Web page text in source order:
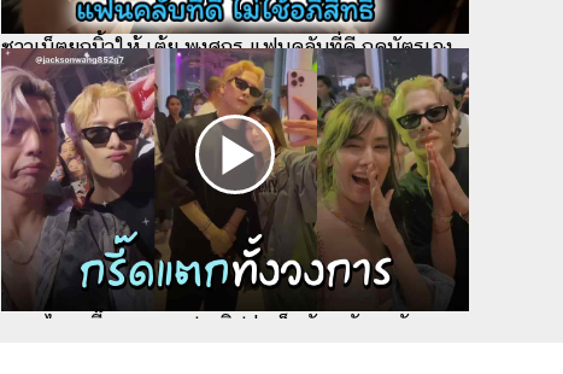
ชาวเน็ตยกนิ้วให้ เต้ย พงศกร แฟนคลับที่ดี กดบัตรเอง
ไม่ใช้อภิสิทธิ์ คอนเสิร์ตแจ็คสัน
ดาราไทยกรี๊ดแตกลงรูป-คลิปคู่ แจ็คสัน หวัง มากันแทบ